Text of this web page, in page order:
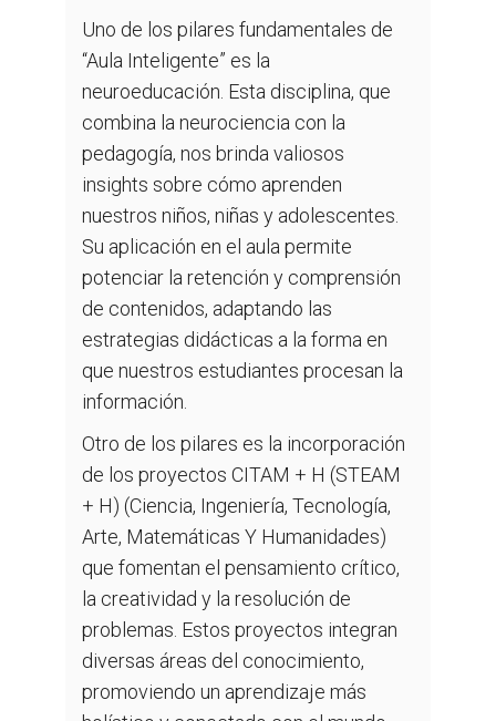
Uno de los pilares fundamentales de
“Aula Inteligente” es la
neuroeducación. Esta disciplina, que
combina la neurociencia con la
pedagogía, nos brinda valiosos
insights sobre cómo aprenden
nuestros niños, niñas y adolescentes.
Su aplicación en el aula permite
potenciar la retención y comprensión
de contenidos, adaptando las
estrategias didácticas a la forma en
que nuestros estudiantes procesan la
información.
Otro de los pilares es la incorporación
de los proyectos CITAM + H (STEAM
+ H) (Ciencia, Ingeniería, Tecnología,
Arte, Matemáticas Y Humanidades)
que fomentan el pensamiento crítico,
la creatividad y la resolución de
problemas. Estos proyectos integran
diversas áreas del conocimiento,
promoviendo un aprendizaje más